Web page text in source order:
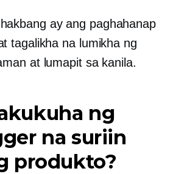
ay ang paghahanap
tagalikha na lumikha ng
at lumapit sa kanila.
ng
na suriin
produkto?